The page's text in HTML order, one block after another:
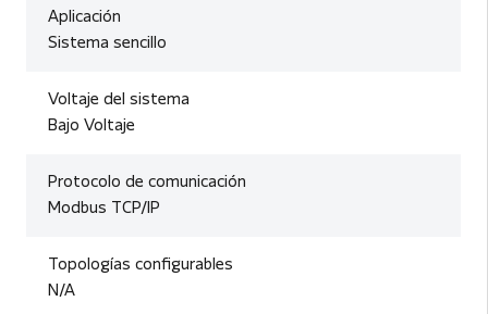
Aplicación
Sistema sencillo
Voltaje del sistema
Bajo Voltaje
Protocolo de comunicación
Modbus TCP/IP
Topologías configurables
N/A